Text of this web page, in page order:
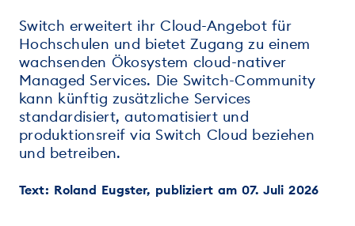
Switch erweitert ihr Cloud-Angebot für
Hochschulen und bietet Zugang zu einem
wachsenden Ökosystem cloud-nativer
Managed Services. Die Switch-Community
kann künftig zusätzliche Services
standardisiert, automatisiert und
produktionsreif via Switch Cloud beziehen
und betreiben.
Text: Roland Eugster, publiziert am 07. Juli 2026